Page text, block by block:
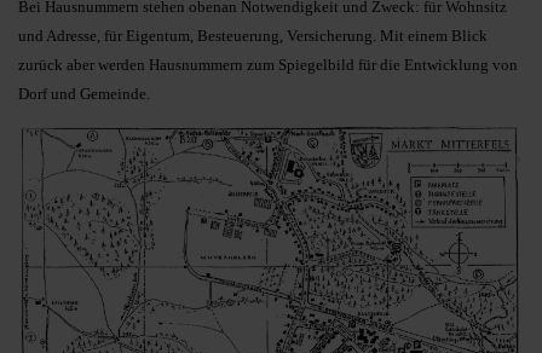
Bei Hausnummern stehen obenan Notwendigkeit und Zweck: für Wohnsitz
und Adresse, für Eigentum, Besteuerung, Versicherung. Mit einem Blick
zurück aber werden Hausnummern zum Spiegelbild für die Entwicklung von
Dorf und Gemeinde.